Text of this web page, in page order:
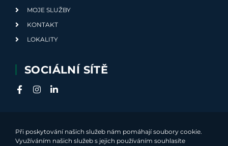
MOJE SLUŽBY
KONTAKT
LOKALITY
SOCIÁLNÍ SÍTĚ
Při poskytování našich služeb nám pomáhají soubory cookie.
Využíváním našich služeb s jejich používáním souhlasíte